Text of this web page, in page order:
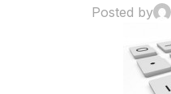
Posted by